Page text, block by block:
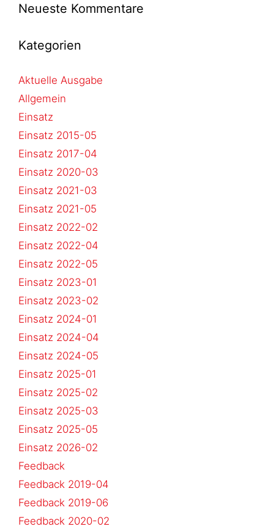
Neueste Kommentare
Kategorien
Aktuelle Ausgabe
Allgemein
Einsatz
Einsatz 2015-05
Einsatz 2017-04
Einsatz 2020-03
Einsatz 2021-03
Einsatz 2021-05
Einsatz 2022-02
Einsatz 2022-04
Einsatz 2022-05
Einsatz 2023-01
Einsatz 2023-02
Einsatz 2024-01
Einsatz 2024-04
Einsatz 2024-05
Einsatz 2025-01
Einsatz 2025-02
Einsatz 2025-03
Einsatz 2025-05
Einsatz 2026-02
Feedback
Feedback 2019-04
Feedback 2019-06
Feedback 2020-02